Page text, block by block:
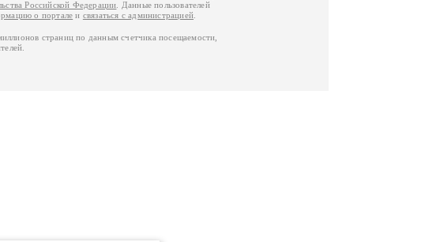
Российской Федерации . Данные пользователей
о портале и связаться с администрацией
страниц по данным счетчика посещаемости,